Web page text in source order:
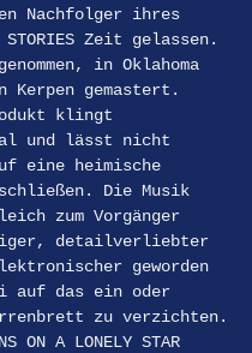
Nachfolger ihres
STORIES Zeit gelassen.
in Oklahoma
Kerpen gemastert.
klingt
und lässt nicht
eine heimische
Die Musik
zum Vorgänger
detailverliebter
geworden
auf das ein oder
zu verzichten.
ON A LONELY STAR